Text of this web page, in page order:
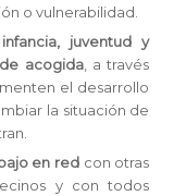
o vulnerabilidad.
juventud y
acogida, a través
el desarrollo
la situación de
en red con otras
y con todos